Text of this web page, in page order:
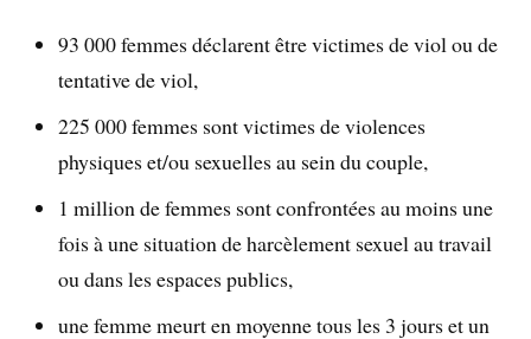
93 000 femmes déclarent être victimes de viol ou de
tentative de viol,
225 000 femmes sont victimes de violences
physiques et/ou sexuelles au sein du couple,
1 million de femmes sont confrontées au moins une
fois à une situation de harcèlement sexuel au travail
ou dans les espaces publics,
une femme meurt en moyenne tous les 3 jours et un